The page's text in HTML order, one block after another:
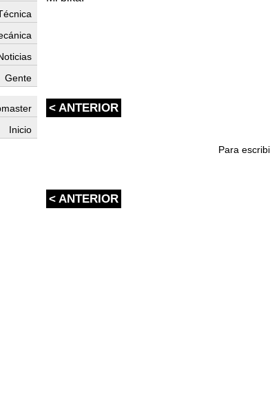
< ANTERIOR
Para
< ANTERIOR
Gente
Inicio